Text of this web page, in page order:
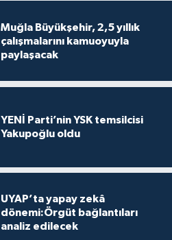
Muğla Büyükşehir, 2,5 yıllık
çalışmalarını kamuoyuyla
paylaşacak
YENİ Parti’nin YSK temsilcisi
Yakupoğlu oldu
UYAP’ta yapay zekâ
dönemi:Örgüt bağlantıları
analiz edilecek